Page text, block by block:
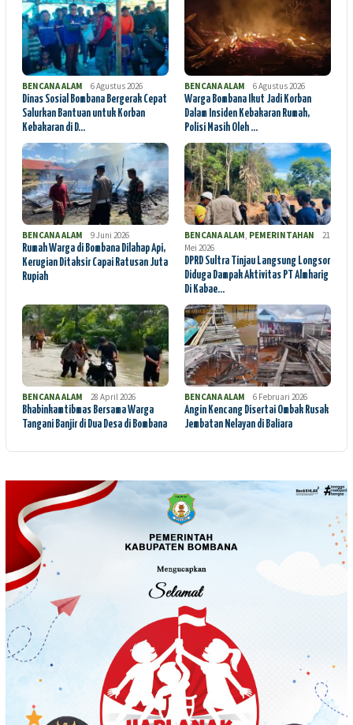
BENCANA ALAM
6 Agustus 2026
Dinas Sosial Bombana Bergerak Cepat
Salurkan Bantuan untuk Korban
Kebakaran di D…
BENCANA ALAM
6 Agustus 2026
Warga Bombana Ikut Jadi Korban
Dalam Insiden Kebakaran Rumah,
Polisi Masih Oleh …
BENCANA ALAM
9 Juni 2026
Rumah Warga di Bombana Dilahap Api,
Kerugian Ditaksir Capai Ratusan Juta
Rupiah
BENCANA ALAM, PEMERINTAHAN
21
Mei 2026
DPRD Sultra Tinjau Langsung Longsor
Diduga Dampak Aktivitas PT Almharig
Di Kabae…
BENCANA ALAM
28 April 2026
Bhabinkamtibmas Bersama Warga
Tangani Banjir di Dua Desa di Bombana
BENCANA ALAM
6 Februari 2026
Angin Kencang Disertai Ombak Rusak
Jembatan Nelayan di Baliara